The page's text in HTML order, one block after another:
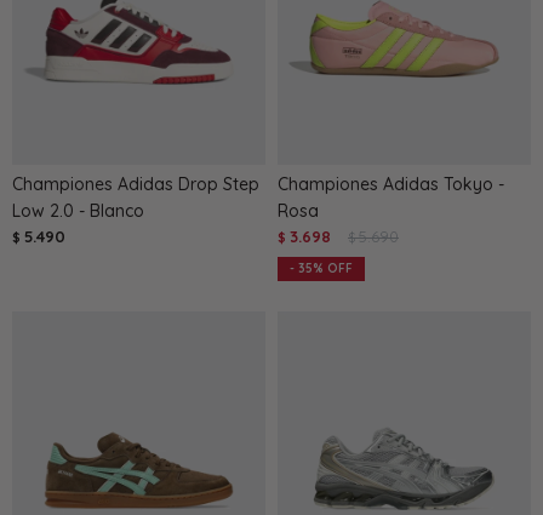
Championes Adidas Drop Step
Low 2.0 - Blanco
$ 5.490
Championes Adidas Tokyo -
Rosa
$ 3.698 $ 5.690
35